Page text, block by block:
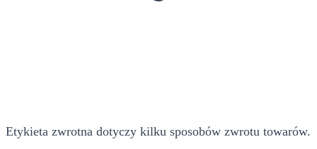
Etykieta zwrotna dotyczy kilku sposobów zwrotu towarów.